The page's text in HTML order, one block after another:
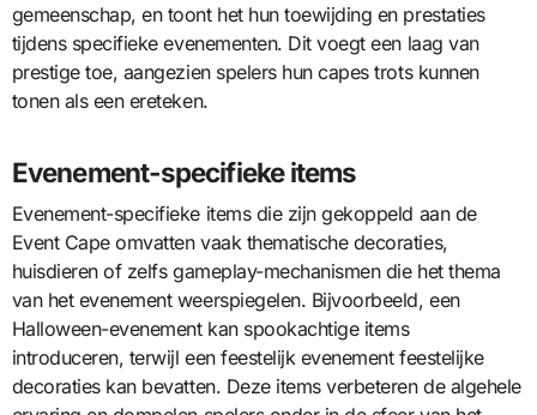
gemeenschap, en toont het hun toewijding en prestaties
tijdens specifieke evenementen. Dit voegt een laag van
prestige toe, aangezien spelers hun capes trots kunnen
tonen als een ereteken.
Evenement-specifieke items
Evenement-specifieke items die zijn gekoppeld aan de
Event Cape omvatten vaak thematische decoraties,
huisdieren of zelfs gameplay-mechanismen die het thema
van het evenement weerspiegelen. Bijvoorbeeld, een
Halloween-evenement kan spookachtige items
introduceren, terwijl een feestelijk evenement feestelijke
decoraties kan bevatten. Deze items verbeteren de algehele